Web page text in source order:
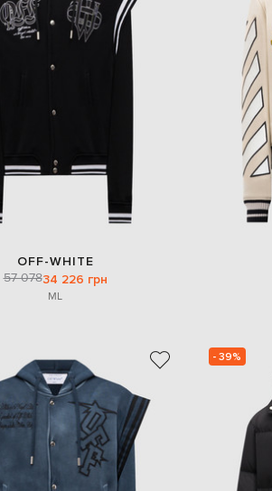
OFF-WHITE
57 07834 226 грн
ML
- 39%